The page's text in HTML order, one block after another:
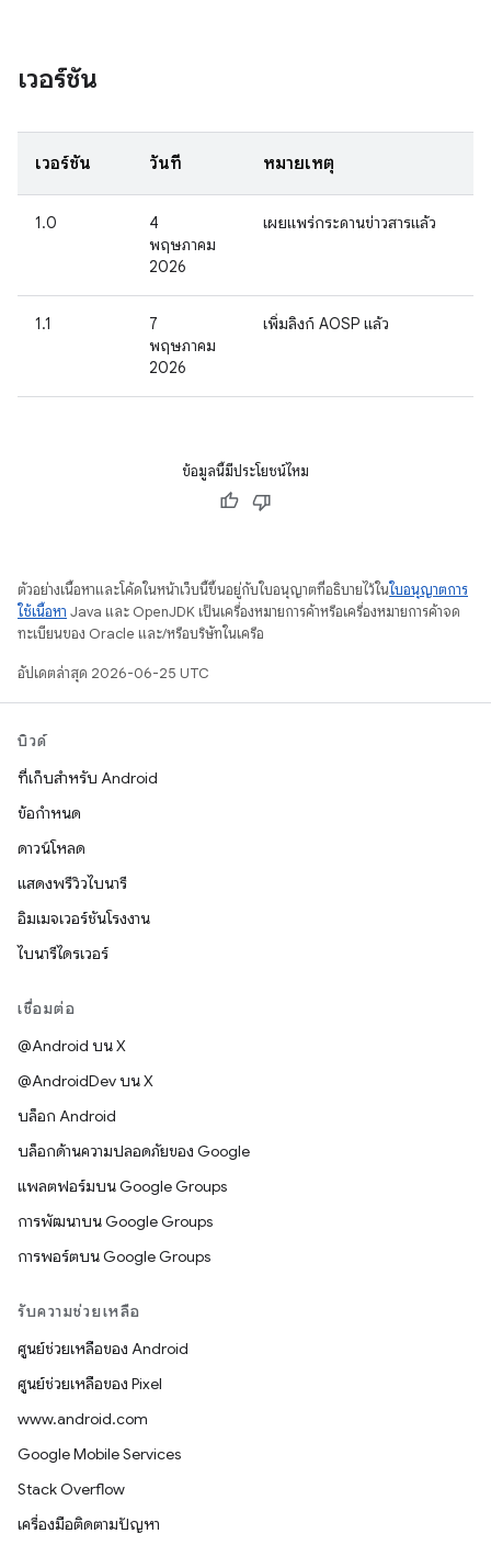
เวอร์ชัน
เวอร์ชัน วันที่ หมายเหตุ
1.0
4
พฤษภาคม
2026
เผยแพร่กระดานข่าวสารแล้ว
1.1
7
พฤษภาคม
2026
เพิ่มลิงก์ AOSP แล้ว
ข้อมูลนี้มีประโยชน์ไหม
ตัวอย่างเนื้อหาและโค้ดในหน้าเว็บนี้ขึ้นอยู่กับใบอนุญาตที่อธิบายไว้ในใบอนุญาตการ
ใช้เนื้อหา Java และ OpenJDK เป็นเครื่องหมายการค้าหรือเครื่องหมายการค้าจด
ทะเบียนของ Oracle และ/หรือบริษัทในเครือ
อัปเดตล่าสุด 2026-06-25 UTC
บิวด์
ที่เก็บสำหรับ Android
ข้อกำหนด
ดาวน์โหลด
แสดงพรีวิวไบนารี
อิมเมจเวอร์ชันโรงงาน
ไบนารีไดรเวอร์
เชื่อมต่อ
@Android บน X
@AndroidDev บน X
บล็อก Android
บล็อกด้านความปลอดภัยของ Google
แพลตฟอร์มบน Google Groups
การพัฒนาบน Google Groups
การพอร์ตบน Google Groups
รับความช่วยเหลือ
ศูนย์ช่วยเหลือของ Android
ศูนย์ช่วยเหลือของ Pixel
www.android.com
Google Mobile Services
Stack Overflow
เครื่องมือติดตามปัญหา